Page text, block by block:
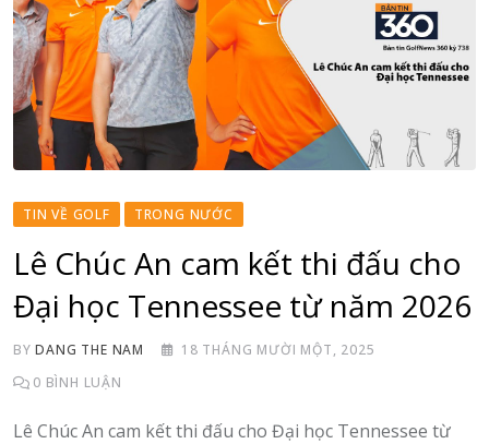
TIN VỀ GOLF TRONG NƯỚC
Lê Chúc An cam kết thi đấu cho
Đại học Tennessee từ năm 2026
BYDANG THE NAM
18 THÁNG MƯỜI MỘT, 2025
0 BÌNH LUẬN
Lê Chúc An cam kết thi đấu cho Đại học Tennessee từ